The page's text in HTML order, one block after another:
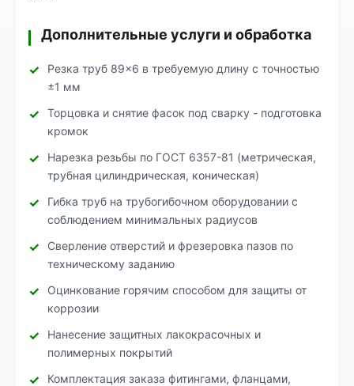
Дополнительные услуги и обработка
Резка труб 89×6 в требуемую длину с точностью
±1 мм
Торцовка и снятие фасок под сварку - подготовка
кромок
Нарезка резьбы по ГОСТ 6357-81 (метрическая,
трубная цилиндрическая, коническая)
Гибка труб на трубогибочном оборудовании с
соблюдением минимальных радиусов
Сверление отверстий и фрезеровка пазов по
техническому заданию
Оцинкование горячим способом для защиты от
коррозии
Нанесение защитных лакокрасочных и
полимерных покрытий
Комплектация заказа фитингами, фланцами,